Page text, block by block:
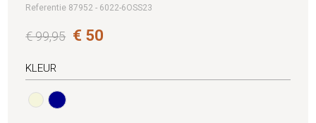
Referentie 87952 - 6022-6OSS23
€ 99,95 € 50
KLEUR